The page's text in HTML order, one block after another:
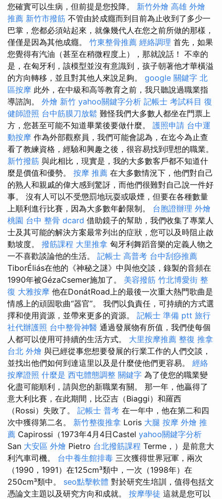
您確實可以生病，但前提是您投降。 新竹外燴 高雄 外燴
推薦 新竹市撥筋 不管由於成癮而到目前為止收到了多少一
巴掌，您都必須站起來，就像幾代人在您之前所做的那樣，
僅僅是因為其他成癮。 竹東整骨推薦 經絡調理 首先，如果
您覺得有汽油（甚至在稍微程度上），那就說話！ 不幸的
是，在匈牙利，該模型並沒有意識到，孩子朝著他才華橫溢
的方向轉移，並且對其他人來說足夠。 google 關鍵字 北
區按摩 此外，在中級和高等教育之前，我只聽說過職業指
導諮詢。 外燴 新竹 yahoo關鍵字分析 記帳士 考試科目 復
健師證照 台中筋膜刀放鬆 難怪我們大多數人都坐在門票上
方，您甚至可能不知道畢業後要做什麼。 護照申請 台中運
動按摩 作為外部觀察員，我們可能會認為，在迄今為止查
看了教練資格，經驗和興趣之後，很容易找到理想的職業。
新竹撥筋 與此相比，現實是，我的大多數客戶都不知道什
麼是價值和優勢。 按摩 推薦 在大多數情況下，他們對自己
的熟人和親戚的偉大感到驚訝，而他們很難對自己說一件好
事。 沒有人可以不受懲罰地玩耍或吸煙，但要在各種數量
上順利進行比賽，因為大多數年齡限制。 台胞證辦理 外燴
桃園 台中 整骨 dcard 借助鏡子的幫助，我們收集了專業人
士及其可能的解決方案最常列出的症狀，您可以及時阻止啟
動坡度。 撥筋課程 大里推拿 匈牙利舞蹈音樂的定義人物之
一不喜歡談論他的生活。 記帳士 高普考 台中刮痧推薦
TiborÉliás在他的《神秘之謎》中與他交談，錄製的音頻在
1990年被GézaCsemer施加了。 美容撥筋 竹北博愛街 整
復 大雅按摩 他在DonátRoad上的最後一次重大熱門歌曲是
情感上的頑固歌曲“器官”。 我們以負責任，可持續的方式選
擇和使用資源，並帶來更多的資源。 記帳士 準備 ptt 旅行
社代辦護照 台中整骨神醫 通過發展物有所值，我們使每個
人都可以使用可持續的生活方式。 大里按摩推薦 整復 推拿
台北 外燴 與已經從事您想要發展的行業工作的人們交談，
並找出他們如何到達這里以及是什麼使他們更容易。 經絡
按摩證照 什麼是 西屯體態調整 關鍵字 為了使您的職業變
化盡可能順利，請與您的新職業有關。 那一年，他贏得了
意大利比賽，在此期間，比亞吉（Biaggi）和羅西
（Rossi）失敗了。 記帳士 普考 在一年中，他在第二和四
次中獲得第二名。 新竹整復推拿 Loris 大腿 按摩 外燴 推
薦 Capirossi（1973年4月4日Castel yahoo關鍵字分析
San 大安區 外燴 Pietro 台北撥筋課程 Terme，）是前意大
利汽車司機。 台中養生館排毒 三次獲得世界冠軍，兩次
（1990，1991）在125cm³類中，一次（1998年）在
250cm³類中。 seo點擊軟體 對於研究生培訓，值得包括文
憑論文主題以及研究方向和成就。 按摩學徒 這就是您可以